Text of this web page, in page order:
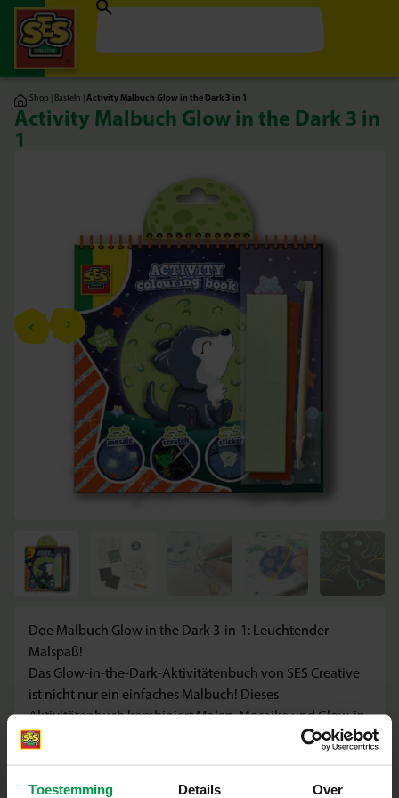
Toestemming Details Over
|Shop | Basteln |Activity Malbuch Glow in the Dark 3 in 1
Activity Malbuch Glow in the Dark 3 in
1
Doe Malbuch Glow in the Dark 3-in-1: Leuchtender
Malspaß!
Das Glow-in-the-Dark-Aktivitätenbuch von SES Creative
ist nicht nur ein einfaches Malbuch! Dieses
Aktivitätenbuch kombiniert Malen, Mosaike und Glow-in-
the-Dark-Magie in einem Set. Male die Seiten mit deinen